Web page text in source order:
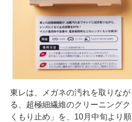
東レは、メガネの汚れを取りな
る、超極細繊維のクリーニング
くもり止め」を、10月中旬より